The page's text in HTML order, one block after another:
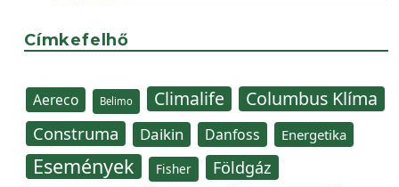
Címkefelhő
Aereco Belimo Climalife Columbus Klíma
Construma Daikin Danfoss Energetika
Események Fisher Földgáz